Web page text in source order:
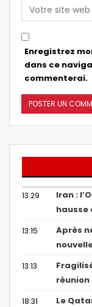
Enregistrez
dans ce
commenterai.
13:29
Iran :
hausse
13:15
Après
13:13
18:31
Le